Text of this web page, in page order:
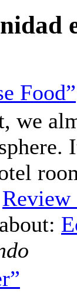
Food”
we